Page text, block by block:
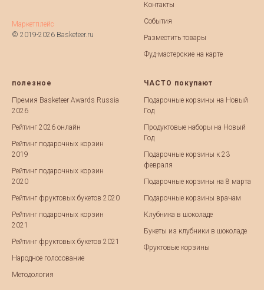
Маркетплейс
© 2019-2026 Basketeer.ru
Контакты
События
Разместить товары
Фуд-мастерские на карте
полезное
Премия Basketeer Awards Russia
2026
Рейтинг 2026 онлайн
Рейтинг подарочных корзин
2019
Рейтинг подарочных корзин
2020
Рейтинг фруктовых букетов 2020
Рейтинг подарочных корзин
2021
Рейтинг фруктовых букетов 2021
Народное голосование
Методология
ЧАСТО покупают
Подарочные корзины на Новый
Год
Продуктовые наборы на Новый
Год
Подарочные корзины к 23
февраля
Подарочные корзины на 8 марта
Подарочные корзины врачам
Клубника в шоколаде
Букеты из клубники в шоколаде
Фруктовые корзины